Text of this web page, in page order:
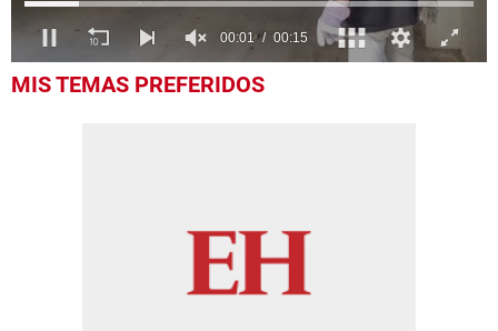
seconds
MIS TEMAS PREFERIDOS